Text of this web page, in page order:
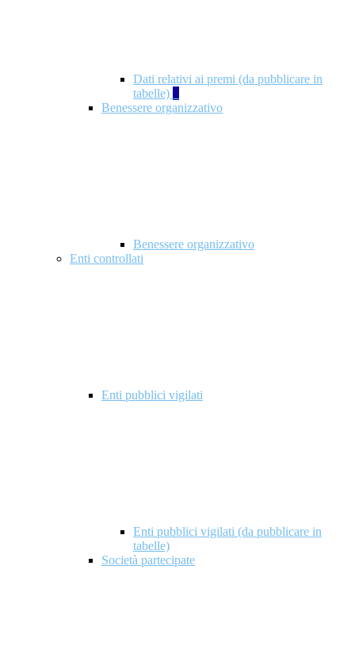
Dati relativi ai premi (da pubblicare in
tabelle) 5
Benessere organizzativo
Benessere organizzativo
Enti controllati
Enti pubblici vigilati
Enti pubblici vigilati (da pubblicare in
tabelle)
Società partecipate